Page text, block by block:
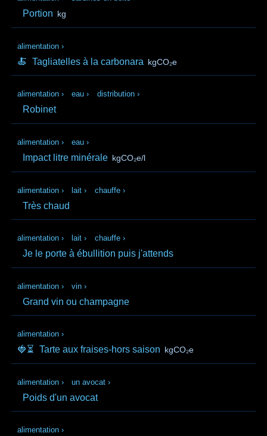
Portion kg
alimentation ›
🍝 Tagliatelles à la carbonara kgCO₂e
alimentation › eau › distribution ›
Robinet
alimentation › eau ›
Impact litre minérale kgCO₂e/l
alimentation › lait › chauffe ›
Très chaud
alimentation › lait › chauffe ›
Je le porte à ébullition puis j'attends
alimentation › vin ›
Grand vin ou champagne
alimentation ›
🍓⏳ Tarte aux fraises-hors saison kgCO₂e
alimentation › un avocat ›
Poids d'un avocat
alimentation ›